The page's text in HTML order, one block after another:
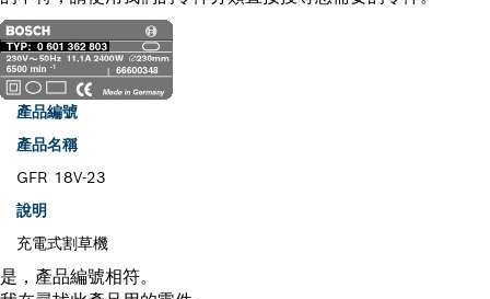
產品編號
產品名稱
GFR 18V-23
說明
充電式割草機
是，產品編號相符。